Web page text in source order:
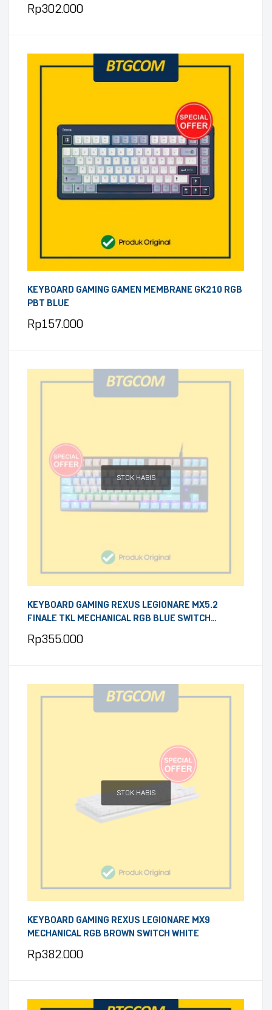
Rp302.000
KEYBOARD GAMING GAMEN MEMBRANE GK210 RGB
PBT BLUE
Rp157.000
STOK HABIS
KEYBOARD GAMING REXUS LEGIONARE MX5.2
FINALE TKL MECHANICAL RGB BLUE SWITCH
Rp355.000
STOK HABIS
KEYBOARD GAMING REXUS LEGIONARE MX9
MECHANICAL RGB BROWN SWITCH WHITE
Rp382.000